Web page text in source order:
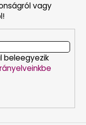
vagy
beleegyezik